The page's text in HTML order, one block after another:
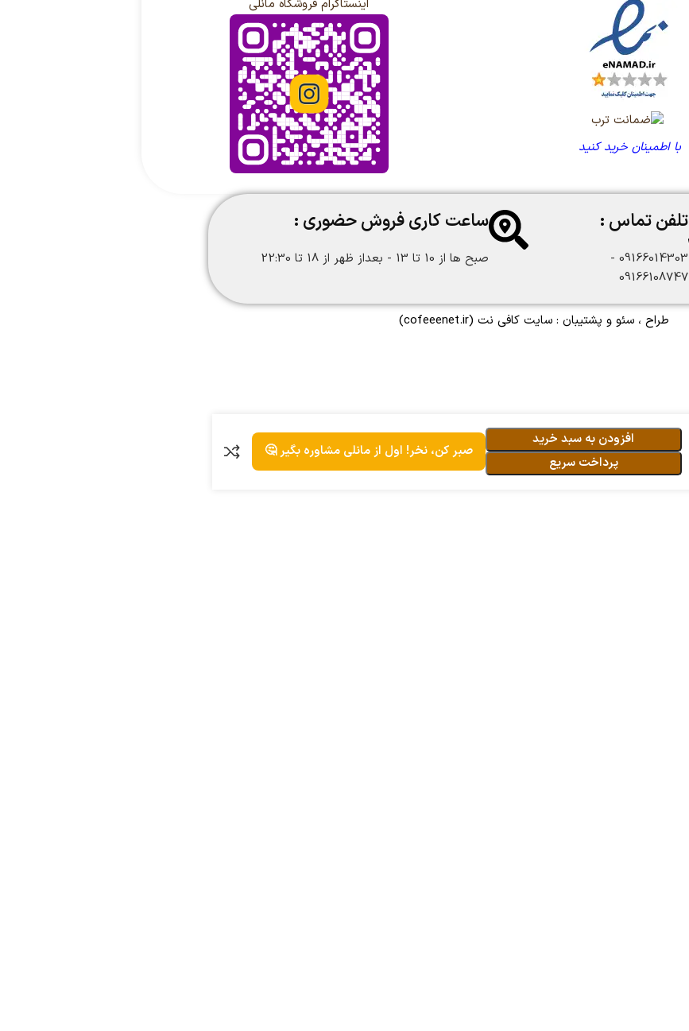
با اطمینان خرید کنید
اینستاگرام فروشگاه مانلی
تلفن تماس :
09166014303 -
09166108747
ساعت کاری فروش حضوری :
صبح ها از 10 تا 13 - بعداز ظهر از 18 تا 22:30
طراح ، سئو و پشتیبان : سایت کافی نت (cofeeenet.ir)
افزودن به سبد خرید
پرداخت سریع
صبر کن، نخر! اول از مانلی مشاوره بگیر 🤔